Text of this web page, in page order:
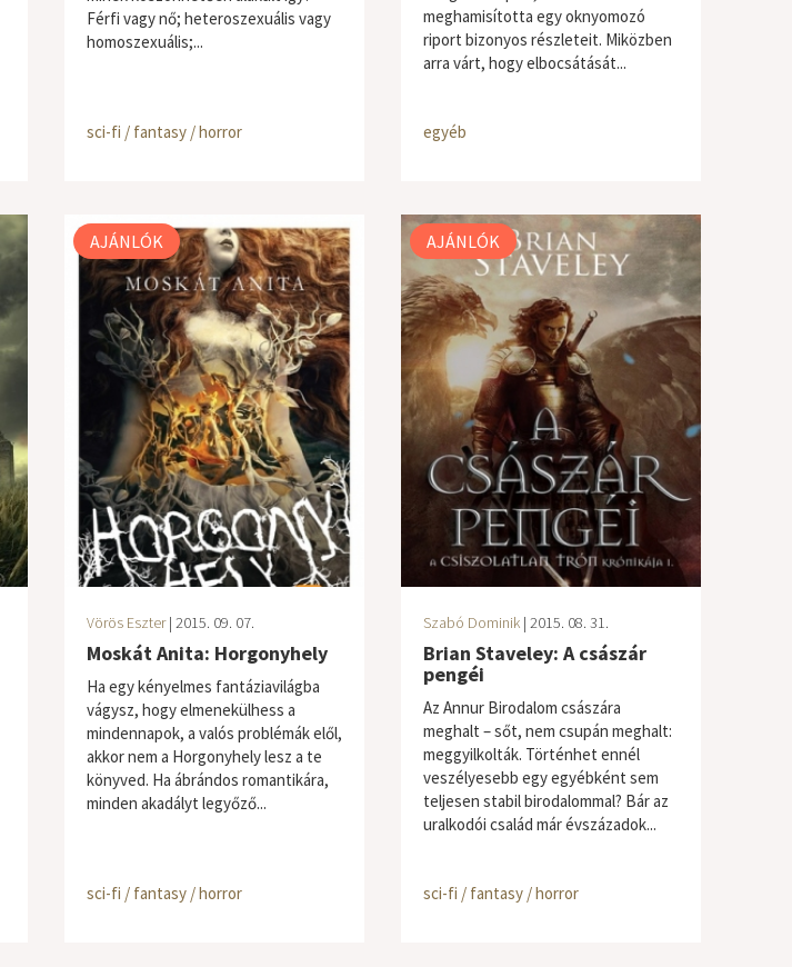
Férfi vagy nő; heteroszexuális vagy
homoszexuális;...
sci-fi / fantasy / horror
meghamisította egy oknyomozó
riport bizonyos részleteit. Miközben
arra várt, hogy elbocsátását...
egyéb
AJÁNLÓK
Vörös Eszter| 2015. 09. 07.
Moskát Anita: Horgonyhely
Ha egy kényelmes fantáziavilágba
vágysz, hogy elmenekülhess a
mindennapok, a valós problémák elől,
akkor nem a Horgonyhely lesz a te
könyved. Ha ábrándos romantikára,
minden akadályt legyőző...
sci-fi / fantasy / horror
AJÁNLÓK
Szabó Dominik| 2015. 08. 31.
Brian Staveley: A császár
pengéi
Az Annur Birodalom császára
meghalt – sőt, nem csupán meghalt:
meggyilkolták. Történhet ennél
veszélyesebb egy egyébként sem
teljesen stabil birodalommal? Bár az
uralkodói család már évszázadok...
sci-fi / fantasy / horror